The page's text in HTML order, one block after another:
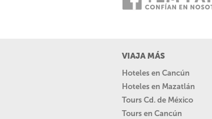
VIAJA MÁS
Hoteles en Cancún
Hoteles en Mazatlán
Tours Cd. de México
Tours en Cancún